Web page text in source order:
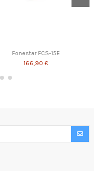
Fonestar FCS-15E
166,90 €